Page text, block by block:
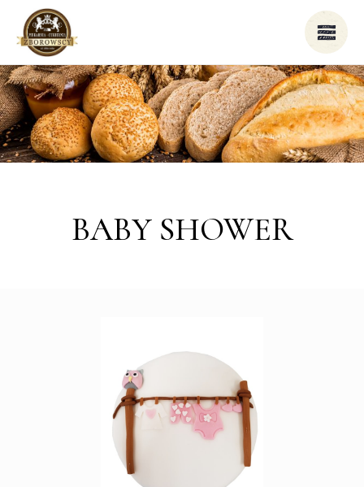
BABY SHOWER